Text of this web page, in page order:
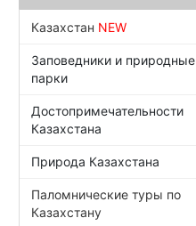
Казахстан NEW
Заповедники и природные
парки
Достопримечательности
Казахстана
Природа Казахстана
Паломнические туры по
Казахстану